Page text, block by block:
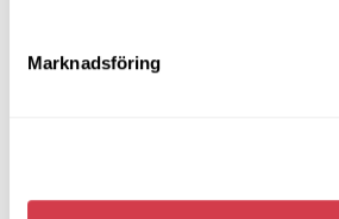
Marknadsföring
Sveriges
inom